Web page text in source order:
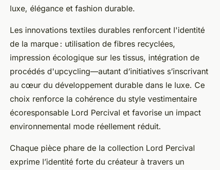
luxe, élégance et fashion durable.
Les innovations textiles durables renforcent l'identité
de la marque : utilisation de fibres recyclées,
impression écologique sur les tissus, intégration de
procédés d'upcycling—autant d’initiatives s’inscrivant
au cœur du développement durable dans le luxe. Ce
choix renforce la cohérence du style vestimentaire
écoresponsable Lord Percival et favorise un impact
environnemental mode réellement réduit.
Chaque pièce phare de la collection Lord Percival
exprime l’identité forte du créateur à travers un